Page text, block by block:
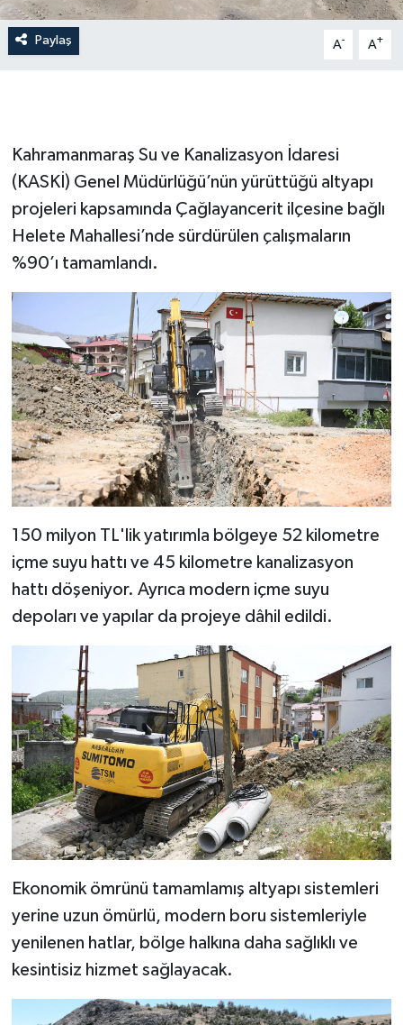
Paylaş A- A+
Kahramanmaraş Su ve Kanalizasyon İdaresi
(KASKİ) Genel Müdürlüğü’nün yürüttüğü altyapı
projeleri kapsamında Çağlayancerit ilçesine bağlı
Helete Mahallesi’nde sürdürülen çalışmaların
%90’ı tamamlandı.
150 milyon TL'lik yatırımla bölgeye 52 kilometre
içme suyu hattı ve 45 kilometre kanalizasyon
hattı döşeniyor. Ayrıca modern içme suyu
depoları ve yapılar da projeye dâhil edildi.
Ekonomik ömrünü tamamlamış altyapı sistemleri
yerine uzun ömürlü, modern boru sistemleriyle
yenilenen hatlar, bölge halkına daha sağlıklı ve
kesintisiz hizmet sağlayacak.
ROPORTAJ
YEREL YÖNETİM
MEDYA
SEÇİM 2011
ÜÇÜNCÜ SAYFA
BİLİMNET
Yemek
SİVİL TOPLUM
SEÇİM 2014
KİM KİMDİR
ÇEK GÖNDER
KİTAP
HEDEF2020
OTOMOBİL
MİZAH
TARİH
Genel
YEREL